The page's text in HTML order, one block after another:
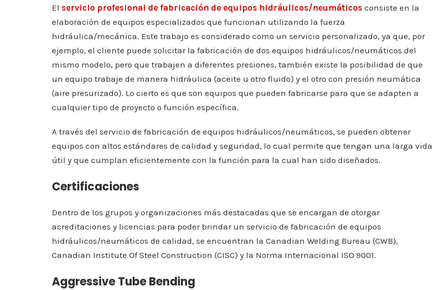
El servicio profesional de fabricación de equipos hidráulicos/neumáticos consiste en la
elaboración de equipos especializados que funcionan utilizando la fuerza
hidráulica/mecánica. Este trabajo es considerado como un servicio personalizado, ya que, por
ejemplo, el cliente puede solicitar la fabricación de dos equipos hidráulicos/neumáticos del
mismo modelo, pero que trabajen a diferentes presiones, también existe la posibilidad de que
un equipo trabaje de manera hidráulica (aceite u otro fluido) y el otro con presión neumática
(aire presurizado). Lo cierto es que son equipos que pueden fabricarse para que se adapten a
cualquier tipo de proyecto o función específica.
A través del servicio de fabricación de equipos hidráulicos/neumáticos, se pueden obtener
equipos con altos estándares de calidad y seguridad, lo cual permite que tengan una larga vida
útil y que cumplan eficientemente con la función para la cual han sido diseñados.
Certificaciones
Dentro de los grupos y organizaciones más destacadas que se encargan de otorgar
acreditaciones y licencias para poder brindar un servicio de fabricación de equipos
hidráulicos/neumáticos de calidad, se encuentran la Canadian Welding Bureau (CWB),
Canadian Institute Of Steel Construction (CISC) y la Norma Internacional ISO 9001.
Aggressive Tube Bending